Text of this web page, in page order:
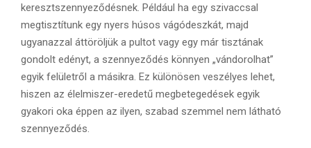
keresztszennyeződésnek. Például ha egy szivaccsal
megtisztítunk egy nyers húsos vágódeszkát, majd
ugyanazzal áttöröljük a pultot vagy egy már tisztának
gondolt edényt, a szennyeződés könnyen „vándorolhat”
egyik felületről a másikra. Ez különösen veszélyes lehet,
hiszen az élelmiszer-eredetű megbetegedések egyik
gyakori oka éppen az ilyen, szabad szemmel nem látható
szennyeződés.